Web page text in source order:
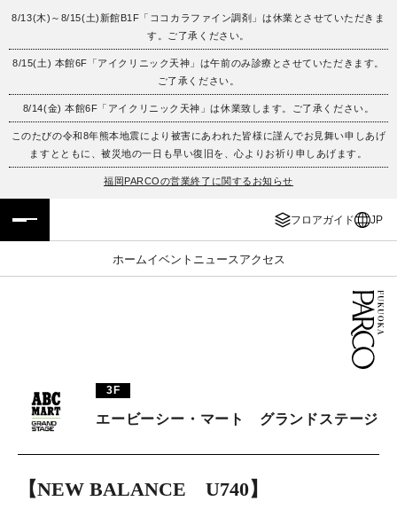
8/13(木)～8/15(土)新館B1F「ココカラファイン調剤」は休業とさせていただきま
す。ご了承ください。
8/15(土) 本館6F「アイクリニック天神」は午前のみ診療とさせていただきます。
ご了承ください。
8/14(金) 本館6F「アイクリニック天神」は休業致します。ご了承ください。
このたびの令和8年熊本地震により被害にあわれた皆様に謹んでお見舞い申しあげ
ますとともに、被災地の一日も早い復旧を、心よりお祈り申しあげます。
福岡PARCOの営業終了に関するお知らせ
フロアガイド JP
ホームイベント ニュース アクセス
フロアガイド
施設案内・アクセス
イベント・ポップアップ
レストラン・カフェ
ENGLISH
繁体字
簡体字
ภาษาไทย
3F
エービーシー・マート グランドステージ
【NEW BALANCE U740】